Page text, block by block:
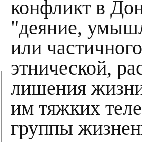
конфликт в
"деяние,
или
этнической,
лишения
им тяжких
группы